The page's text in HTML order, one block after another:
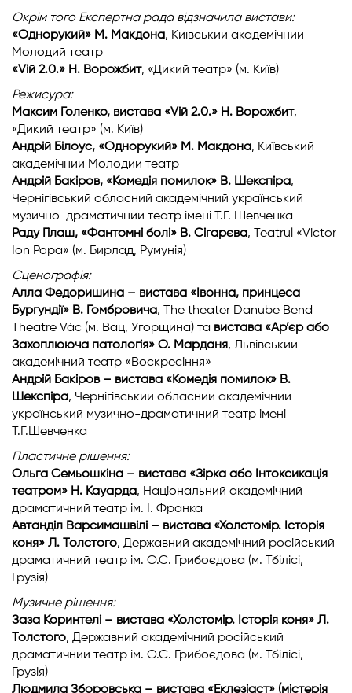
Окрім того Експертна рада відзначила вистави:
«Однорукий» М. Макдона, Київський академічний
Молодий театр
«Vій 2.0.» Н. Ворожбит, «Дикий театр» (м. Київ)
Режисура:
Максим Голенко, вистава «Vій 2.0.» Н. Ворожбит,
«Дикий театр» (м. Київ)
Андрій Білоус, «Однорукий» М. Макдона, Київський
академічний Молодий театр
Андрій Бакіров, «Комедія помилок» В. Шекспіра,
Чернігівський обласний академічний український
музично-драматичний театр імені Т.Г. Шевченка
Раду Гілаш, «Фантомні болі» В. Сігарєва, Teatrul «Victor
Іon Popa» (м. Бирлад, Румунія)
Сценографія:
Алла Федоришина – вистава «Івонна, принцеса
Бургундії» В. Гомбровича, The theater Danube Bend
Theatre Vác (м. Вац, Угорщина) та вистава «Ар’єр або
Захоплююча патологія» О. Марданя, Львівський
академічний театр «Воскресіння»
Андрій Бакіров – вистава «Комедія помилок» В.
Шекспіра, Чернігівський обласний академічний
український музично-драматичний театр імені
Т.Г.Шевченка
Пластичне рішення:
Ольга Семьошкіна – вистава «Зірка або Інтоксикація
театром» Н. Кауарда, Національний академічний
драматичний театр ім. І. Франка
Автанділ Варсимашвілі – вистава «Холстомір. Історія
коня» Л. Толстого, Державний академічний російський
драматичний театр ім. О.С. Грибоєдова (м. Тбілісі,
Грузія)
Музичне рішення:
Заза Коринтелі – вистава «Холстомір. Історія коня» Л.
Толстого, Державний академічний російський
драматичний театр ім. О.С. Грибоєдова (м. Тбілісі,
Грузія)
Людмила Зборовська – вистава «Еклезіаст» (містерія